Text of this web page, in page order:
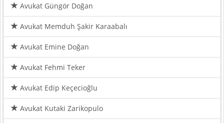
Avukat Güngör Doğan
Avukat Memduh Şakir Karaabalı
Avukat Emine Doğan
Avukat Fehmi Teker
Avukat Edip Keçecioğlu
Avukat Kutaki Zarikopulo